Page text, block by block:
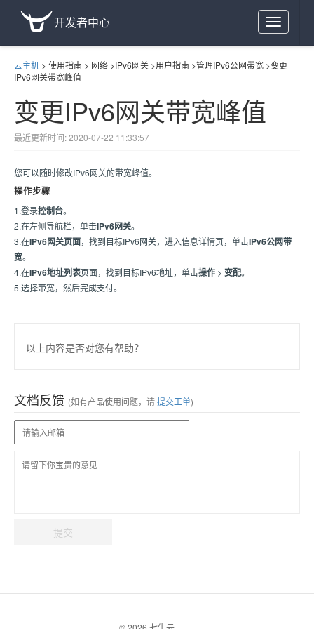
Toggle
navigation
开发者中心
云主机 > 使用指南 > 网络 >IPv6网关 >用户指南 >管理IPv6公网带宽 >变更
IPv6网关带宽峰值
变更IPv6网关带宽峰值
最近更新时间: 2020-07-22 11:33:57
您可以随时修改IPv6网关的带宽峰值。
操作步骤
1.登录控制台。
2.在左侧导航栏，单击IPv6网关。
3.在IPv6网关页面，找到目标IPv6网关，进入信息详情页，单击IPv6公网带
宽。
4.在IPv6地址列表页面，找到目标IPv6地址，单击操作 > 变配。
5.选择带宽，然后完成支付。
以上内容是否对您有帮助？
文档反馈 (如有产品使用问题，请提交工单)
提交